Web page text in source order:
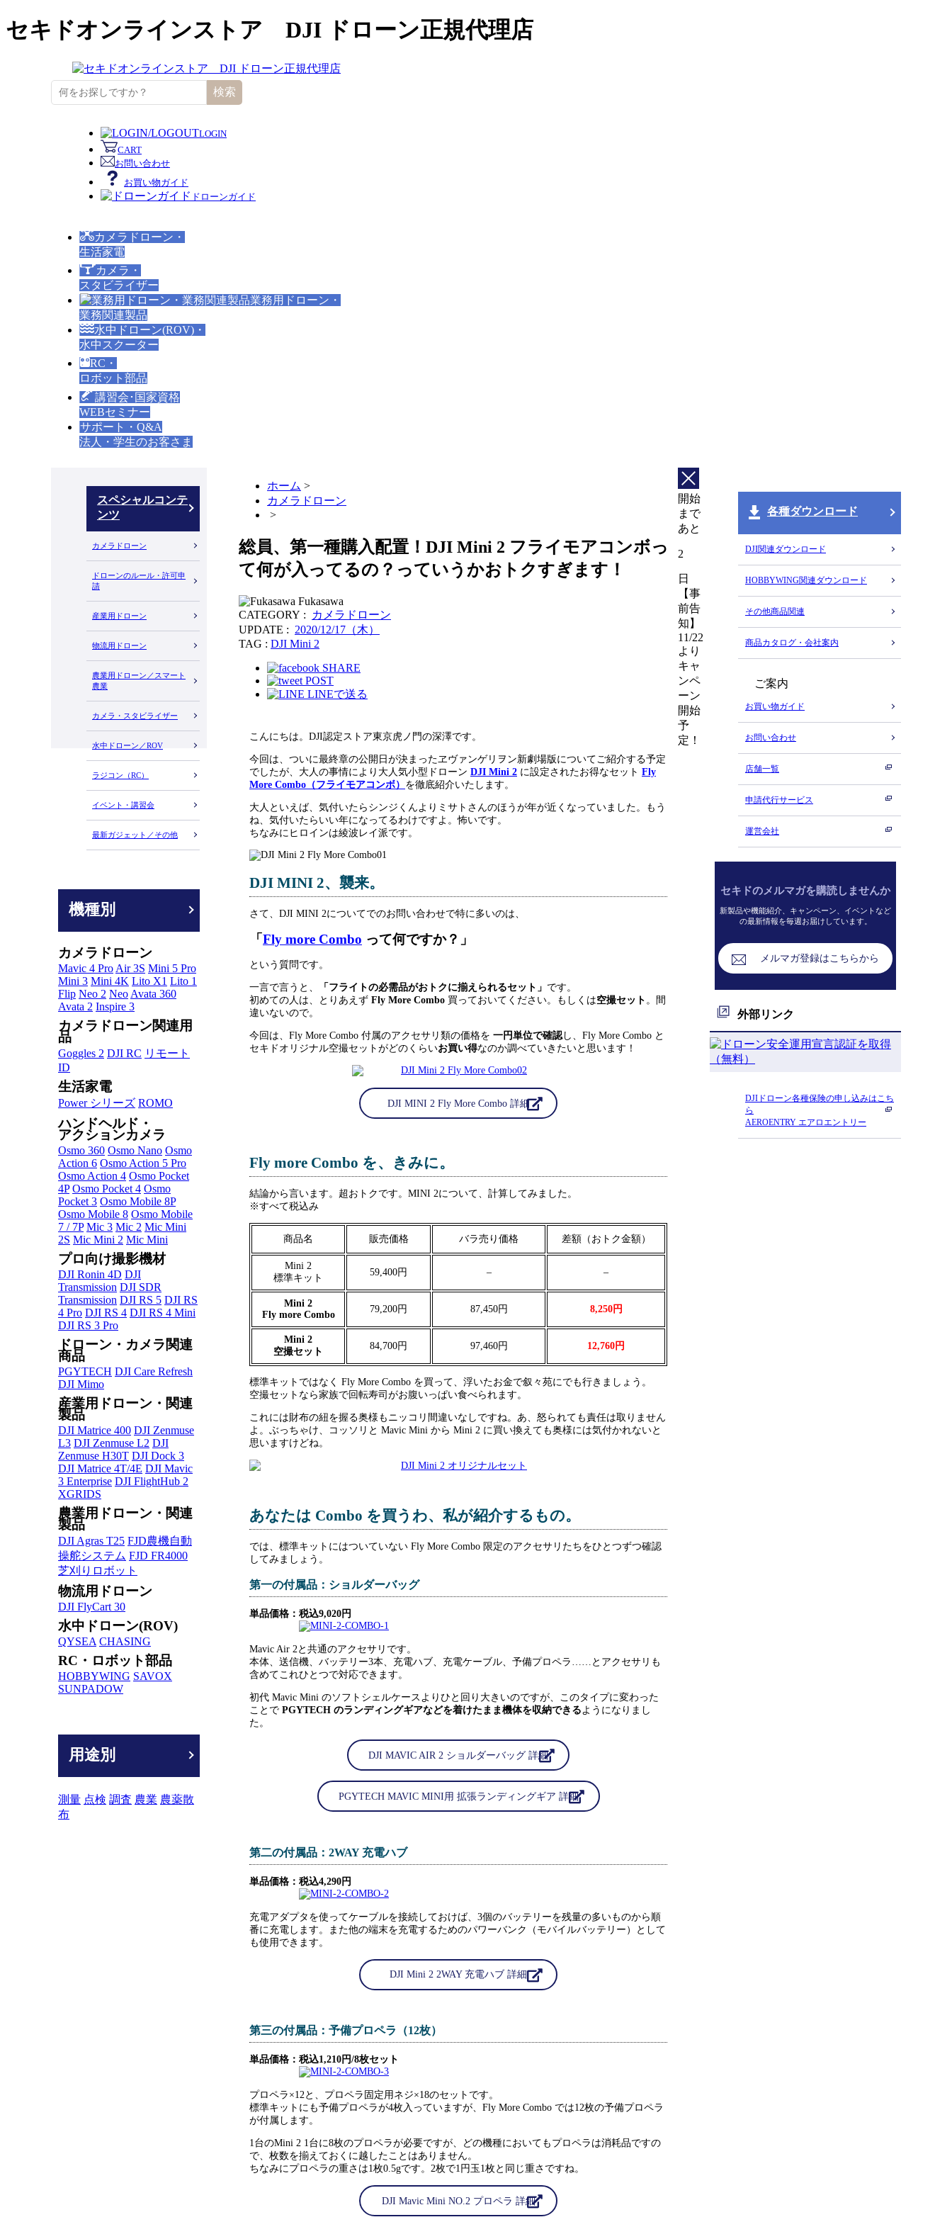
セキドオンラインストア DJI ドローン正規代理店
検索
LOGIN
CART
お問い合わせ
お買い物ガイド
ドローンガイド
カメラドローン・
生活家電
カメラ・
スタビライザー
業務用ドローン・
業務関連製品
水中ドローン(ROV)・
水中スクーター
RC・
ロボット部品
講習会･国家資格
WEBセミナー
サポート・Q&A
法人・学生のお客さま
スペシャルコンテ
ンツ
カメラドローン
ドローンのルール・許可申
請
産業用ドローン
物流用ドローン
農業用ドローン／スマート
農業
カメラ・スタビライザー
水中ドローン／ROV
ラジコン（RC）
イベント・講習会
最新ガジェット／その他
機種別
カメラドローン
Mavic 4 Pro Air 3S Mini 5 Pro
Mini 3 Mini 4K Lito X1 Lito 1
Flip Neo 2 Neo Avata 360
Avata 2 Inspire 3
カメラドローン関連用
品
Goggles 2 DJI RC リモート
ID
生活家電
Power シリーズ ROMO
ハンドヘルド・
アクションカメラ
Osmo 360 Osmo Nano Osmo
Action 6 Osmo Action 5 Pro
Osmo Action 4 Osmo Pocket
4P Osmo Pocket 4 Osmo
Pocket 3 Osmo Mobile 8P
Osmo Mobile 8 Osmo Mobile
7 / 7P Mic 3 Mic 2 Mic Mini
2S Mic Mini 2 Mic Mini
プロ向け撮影機材
DJI Ronin 4D DJI
Transmission DJI SDR
Transmission DJI RS 5 DJI RS
4 Pro DJI RS 4 DJI RS 4 Mini
DJI RS 3 Pro
ドローン・カメラ関連
商品
PGYTECH DJI Care Refresh
DJI Mimo
産業用ドローン・関連
製品
DJI Matrice 400 DJI Zenmuse
L3 DJI Zenmuse L2 DJI
Zenmuse H30T DJI Dock 3
DJI Matrice 4T/4E DJI Mavic
3 Enterprise DJI FlightHub 2
XGRIDS
農業用ドローン・関連
製品
DJI Agras T25 FJD農機自動
操舵システム FJD FR4000
芝刈りロボット
物流用ドローン
DJI FlyCart 30
水中ドローン(ROV)
QYSEA CHASING
RC・ロボット部品
HOBBYWING SAVOX
SUNPADOW
用途別
測量 点検 調査 農業 農薬散
布
ホーム >
カメラドローン
>
総員、第一種購入配置！DJI Mini 2 フライモアコンボっ
て何が入ってるの？っていうかおトクすぎます！
Fukasawa
CATEGORY :
カメラドローン
UPDATE : 2020/12/17（木）
TAG : DJI Mini 2
SHARE
POST
LINEで送る
こんにちは。DJI認定ストア東京虎ノ門の深澤です。
今回は、ついに最終章の公開日が決まったヱヴァンゲリヲン新劇場版についてご紹介する予定
でしたが、大人の事情により大人気小型ドローン DJI Mini 2 に設定されたお得なセット Fly
More Combo（フライモアコンボ） を徹底紹介いたします。
大人といえば、気付いたらシンジくんよりミサトさんのほうが年が近くなっていました。もう
ね、気付いたらいい年になってるわけですよ。怖いです。
ちなみにヒロインは綾波レイ派です。
DJI MINI 2、襲来。
さて、DJI MINI 2についてでのお問い合わせで特に多いのは、
「 Fly more Combo って何ですか？」
という質問です。
一言で言うと、 「フライトの必需品がおトクに揃えられるセット」 です。
初めての人は、とりあえず Fly More Combo 買っておいてください。もしくは空撮セット 。間
違いないので。
今回は、Fly More Combo 付属のアクセサリ類の価格を 一円単位で確認し、Fly More Combo と
セキドオリジナル空撮セットがどのくらいお買い得なのか調べていきたいと思います！
DJI MINI 2 Fly More Combo 詳細
Fly more Combo を、きみに。
結論から言います。超おトクです。MINI 2について、計算してみました。
※すべて税込み
商品名 販売価格 バラ売り価格 差額（おトク金額）
Mini 2
標準キット
59,400円 – –
Mini 2
Fly more Combo
79,200円 87,450円 8,250円
Mini 2
空撮セット
84,700円 97,460円 12,760円
標準キットではなく Fly More Combo を買って、浮いたお金で叙々苑にでも行きましょう。
空撮セットなら家族で回転寿司がお腹いっぱい食べられます。
これには財布の紐を握る奥様もニッコリ間違いなしですね。あ、怒られても責任は取りません
よ。ぶっちゃけ、コッソリと Mavic Mini から Mini 2 に買い換えても奥様には気付かれないと
思いますけどね。
あなたは Combo を買うわ、私が紹介するもの。
では、標準キットにはついていない Fly More Combo 限定のアクセサリたちをひとつずつ確認
してみましょう。
第一の付属品：ショルダーバッグ
単品価格：税込9,020円
Mavic Air 2と共通のアクセサリです。
本体、送信機、バッテリー3本、充電ハブ、充電ケーブル、予備プロペラ……とアクセサリも
含めてこれひとつで対応できます。
初代 Mavic Mini のソフトシェルケースよりひと回り大きいのですが、このタイプに変わった
ことで PGYTECH のランディングギアなどを着けたまま機体を収納できるようになりまし
た。
DJI MAVIC AIR 2 ショルダーバッグ 詳細
PGYTECH MAVIC MINI用 拡張ランディングギア 詳細
第二の付属品：2WAY 充電ハブ
単品価格：税込4,290円
充電アダプタを使ってケーブルを接続しておけば、3個のバッテリーを残量の多いものから順
番に充電します。また他の端末を充電するためのパワーバンク（モバイルバッテリー）として
も使用できます。
DJI Mini 2 2WAY 充電ハブ 詳細
第三の付属品：予備プロペラ（12枚）
単品価格：税込1,210円/8枚セット
プロペラ×12と、プロペラ固定用ネジ×18のセットです。
標準キットにも予備プロペラが4枚入っていますが、Fly More Combo では12枚の予備プロペラ
が付属します。
1台のMini 2 1台に8枚のプロペラが必要ですが、どの機種においてもプロペラは消耗品ですの
で、枚数を揃えておくに越したことはありません。
ちなみにプロペラの重さは1枚0.5gです。2枚で1円玉1枚と同じ重さですね。
DJI Mavic Mini NO.2 プロペラ 詳細
各種ダウンロード
DJI関連ダウンロード
HOBBYWING関連ダウンロード
その他商品関連
商品カタログ・会社案内
ご案内
お買い物ガイド
お問い合わせ
店舗一覧
申請代行サービス
運営会社
セキドのメルマガを購読しませんか
新製品や機能紹介、キャンペーン、イベントなど
の最新情報を毎週お届けしています。
メルマガ登録はこちらから
外部リンク
DJIドローン各種保険の申し込みはこち
ら
AEROENTRY エアロエントリー
開始
まで
あと
2
日
【事
前告
知】
11/22
より
キャ
ンペ
ーン
開始
予
定！